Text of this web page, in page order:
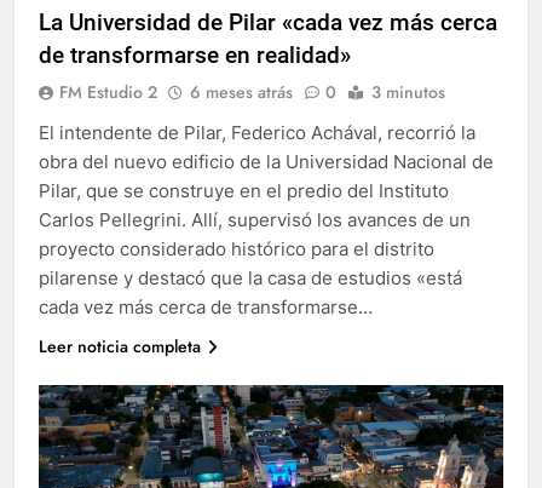
La Universidad de Pilar «cada vez más cerca
de transformarse en realidad»
FM Estudio 2 6 meses atrás 0 3 minutos
El intendente de Pilar, Federico Achával, recorrió la
obra del nuevo edificio de la Universidad Nacional de
Pilar, que se construye en el predio del Instituto
Carlos Pellegrini. Allí, supervisó los avances de un
proyecto considerado histórico para el distrito
pilarense y destacó que la casa de estudios «está
cada vez más cerca de transformarse…
Leer noticia completa